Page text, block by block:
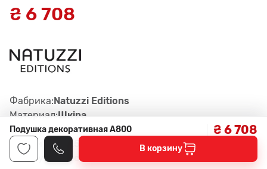
₴ 6 708
Фабрика:Natuzzi Editions
Материал:Шкiра
Цвет:Коричневий
Габариты:50x50x14 см
Артикул:
322, col.15C5
Подушка декоративная A800 ₴ 6 708
В корзину